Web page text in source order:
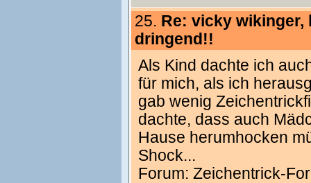
25. Re: vicky wikinger,
dringend!!
Als Kind dachte ich
für mich, als ich
gab wenig
dachte, dass auch
Hause herumhocken
Shock...
Forum: Zeichentrick-